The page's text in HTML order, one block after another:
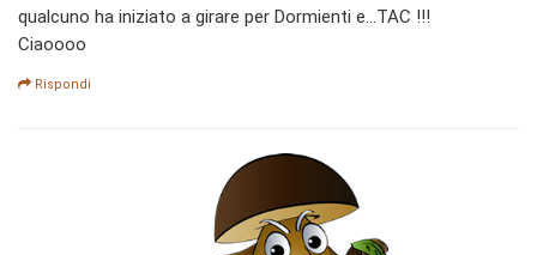
qualcuno ha iniziato a girare per Dormienti e...TAC !!!
Ciaoooo
Rispondi